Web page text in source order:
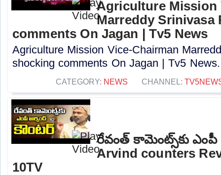
Agriculture Mission
Marreddy Srinivasa
comments On Jagan | Tv5 News
Agriculture Mission Vice-Chairman
shocking comments On Jagan | Tv5
CATEGORY: NEWS CHANNEL:
రేవంత్ కామెంట్స్‌కు ఎంపీ
Arvind counters
10TV